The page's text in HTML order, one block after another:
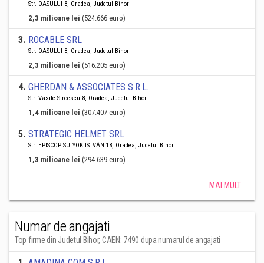
Str. OASULUI 8, Oradea, Judetul Bihor
2,3 milioane lei (524.666 euro)
3. ROCABLE SRL
Str. OASULUI 8, Oradea, Judetul Bihor
2,3 milioane lei (516.205 euro)
4. GHERDAN & ASSOCIATES S.R.L.
Str. Vasile Stroescu 8, Oradea, Judetul Bihor
1,4 milioane lei (307.407 euro)
5. STRATEGIC HELMET SRL
Str. EPISCOP SULYOK ISTVÁN 18, Oradea, Judetul Bihor
1,3 milioane lei (294.639 euro)
MAI MULT
Numar de angajati
Top firme din Judetul Bihor, CAEN: 7490 dupa numarul de angajati